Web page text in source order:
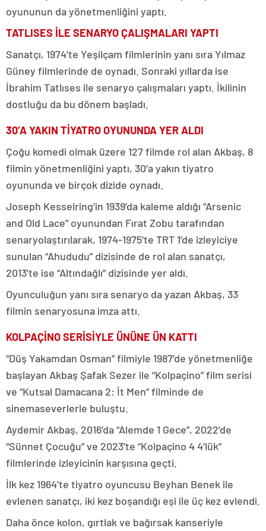
oyununun da yönetmenliğini yaptı.
TATLISES İLE SENARYO ÇALIŞMALARI YAPTI
Sanatçı, 1974’te Yeşilçam filmlerinin yanı sıra Yılmaz
Güney filmlerinde de oynadı. Sonraki yıllarda ise
İbrahim Tatlıses ile senaryo çalışmaları yaptı. İkilinin
dostluğu da bu dönem başladı.
30’A YAKIN TİYATRO OYUNUNDA YER ALDI
Çoğu komedi olmak üzere 127 filmde rol alan Akbaş, 8
filmin yönetmenliğini yaptı, 30’a yakın tiyatro
oyununda ve birçok dizide oynadı.
Joseph Kesselring’in 1939’da kaleme aldığı “Arsenic
and Old Lace” oyunundan Fırat Zobu tarafından
senaryolaştırılarak, 1974-1975’te TRT 1’de izleyiciye
sunulan “Ahududu” dizisinde de rol alan sanatçı,
2013’te ise “Altındağlı” dizisinde yer aldı.
Oyunculuğun yanı sıra senaryo da yazan Akbaş, 33
filmin senaryosuna imza attı.
KOLPAÇİNO SERİSİYLE ÜNÜNE ÜN KATTI
“Düş Yakamdan Osman” filmiyle 1987’de yönetmenliğe
başlayan Akbaş Şafak Sezer ile “Kolpaçino” film serisi
ve “Kutsal Damacana 2: İt Men” filminde de
sinemaseverlerle buluştu.
Aydemir Akbaş, 2016’da “Alemde 1 Gece”, 2022’de
“Sünnet Çocuğu” ve 2023’te “Kolpaçino 4 4’lük”
filmlerinde izleyicinin karşısına geçti.
İlk kez 1964’te tiyatro oyuncusu Beyhan Benek ile
evlenen sanatçı, iki kez boşandığı eşi ile üç kez evlendi.
Daha önce kolon, gırtlak ve bağırsak kanseriyle